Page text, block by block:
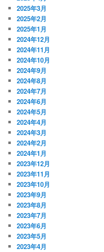
2025年3月
2025年2月
2025年1月
2024年12月
2024年11月
2024年10月
2024年9月
2024年8月
2024年7月
2024年6月
2024年5月
2024年4月
2024年3月
2024年2月
2024年1月
2023年12月
2023年11月
2023年10月
2023年9月
2023年8月
2023年7月
2023年6月
2023年5月
2023年4月